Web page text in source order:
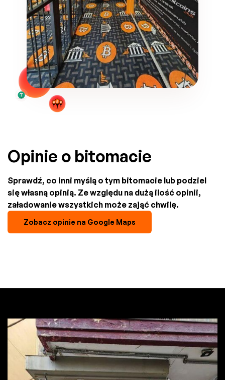
Opinie o bitomacie
Sprawdź, co inni myślą o tym bitomacie lub podziel
się własną opinią. Ze względu na dużą ilość opinii,
załadowanie wszystkich może zająć chwilę.
Zobacz opinie na Google Maps